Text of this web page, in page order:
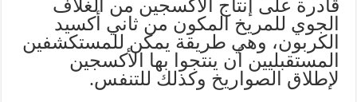
قادرة على إنتاج الأكسجين من الغلاف
الجوي للمريخ المكون من ثاني أكسيد
الكربون، وهي طريقة يمكن للمستكشفين
المستقبليين أن ينتجوا بها الأكسجين
لإطلاق الصواريخ وكذلك للتنفس.